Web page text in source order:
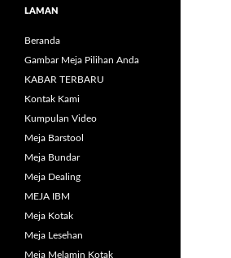
LAMAN
Beranda
Gambar Meja Pilihan Anda
KABAR TERBARU
Kontak Kami
Kumpulan Video
Meja Barstool
Meja Bundar
Meja Dealing
MEJA IBM
Meja Kotak
Meja Lesehan
Meja Melamin Kotak